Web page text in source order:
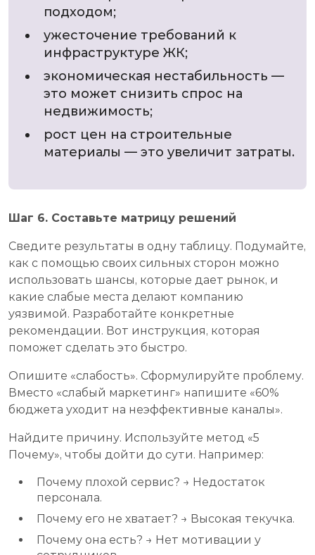
подходом;
ужесточение требований к
инфраструктуре ЖК;
экономическая нестабильность —
это может снизить спрос на
недвижимость;
рост цен на строительные
материалы — это увеличит затраты.
Шаг 6. Составьте матрицу решений
Сведите результаты в одну таблицу. Подумайте,
как с помощью своих сильных сторон можно
использовать шансы, которые дает рынок, и
какие слабые места делают компанию
уязвимой. Разработайте конкретные
рекомендации. Вот инструкция, которая
поможет сделать это быстро.
Опишите «слабость». Сформулируйте проблему.
Вместо «слабый маркетинг» напишите «60%
бюджета уходит на неэффективные каналы».
Найдите причину. Используйте метод «5
Почему», чтобы дойти до сути. Например:
Почему плохой сервис? → Недостаток
персонала.
Почему его не хватает? → Высокая текучка.
Почему она есть? → Нет мотивации у